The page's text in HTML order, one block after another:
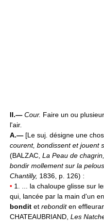
II.— Cour. Faire un ou
l'air.
A.— [Le suj. désigne une
courent, bondissent et jouent
(BALZAC, La Peau de chagrin,
bondir mollement sur la
Chantilly, 1836, p. 126) :
• 1. ... la chaloupe glisse sur
qui, lancée par la main d'un
bondit et rebonditen
CHATEAUBRIAND, Les